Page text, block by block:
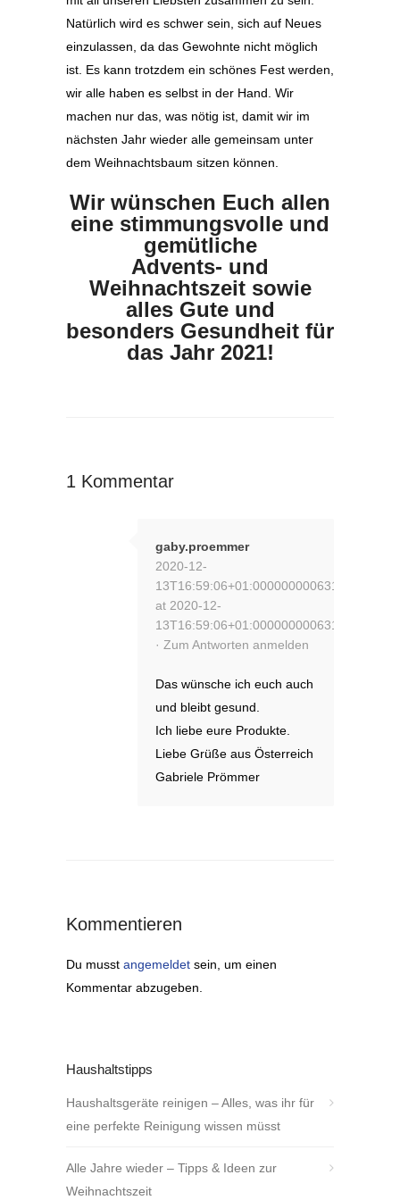
Natürlich wird es schwer sein, sich auf Neues
einzulassen, da das Gewohnte nicht möglich
ist. Es kann trotzdem ein schönes Fest werden,
wir alle haben es selbst in der Hand. Wir
machen nur das, was nötig ist, damit wir im
nächsten Jahr wieder alle gemeinsam unter
dem Weihnachtsbaum sitzen können.
Wir wünschen Euch allen
eine stimmungsvolle und
gemütliche
Advents- und
Weihnachtszeit sowie
alles Gute und
besonders Gesundheit für
das Jahr 2021!
1 Kommentar
gaby.proemmer
2020-12-
13T16:59:06+01:000000000631202012
at 2020-12-
13T16:59:06+01:000000000631202012
· Zum Antworten anmelden
Das wünsche ich euch auch
und bleibt gesund.
Ich liebe eure Produkte.
Liebe Grüße aus Österreich
Gabriele Prömmer
Kommentieren
Du musst angemeldet sein, um einen
Kommentar abzugeben.
Haushaltstipps
Haushaltsgeräte reinigen – Alles, was ihr für
eine perfekte Reinigung wissen müsst
Alle Jahre wieder – Tipps & Ideen zur
Weihnachtszeit